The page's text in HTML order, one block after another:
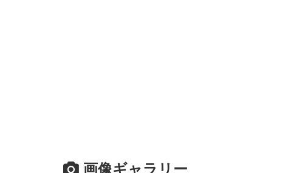
画像ギャラリー